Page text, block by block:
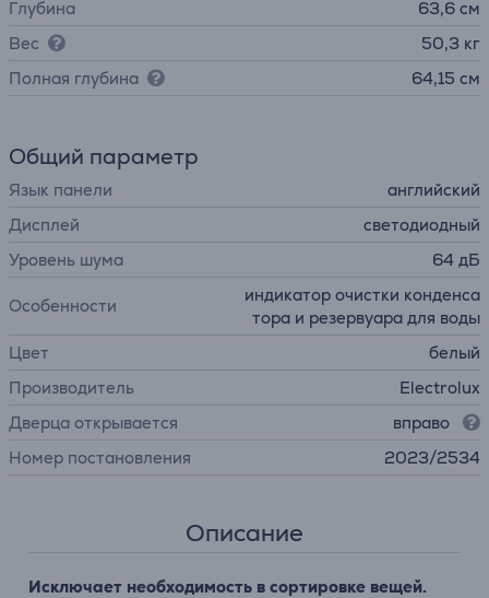
Глубина
63,6 см
Вес
50,3 кг
Полная глубина
64,15 см
Общий параметр
Язык панели
английский
Дисплей
светодиодный
Уровень шума
64 дБ
Особенности
индикатор очистки конденса
тора и резервуара для воды
Цвет
белый
Производитель
Electrolux
Дверца открывается
вправо
Номер постановления
2023/2534
Описание
Исключает необходимость в сортировке вещей.